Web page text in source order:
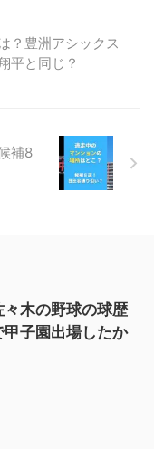
？豊洲アシックス
平と同じ？
補8
々木の野球の球歴
子園出場したか